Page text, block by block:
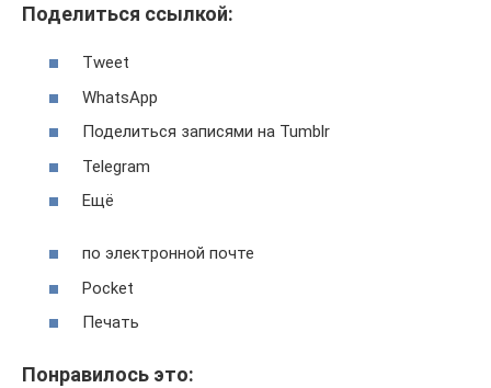
Поделиться ссылкой:
Tweet
WhatsApp
Поделиться записями на Tumblr
Telegram
Ещё
по электронной почте
Pocket
Печать
Понравилось это: